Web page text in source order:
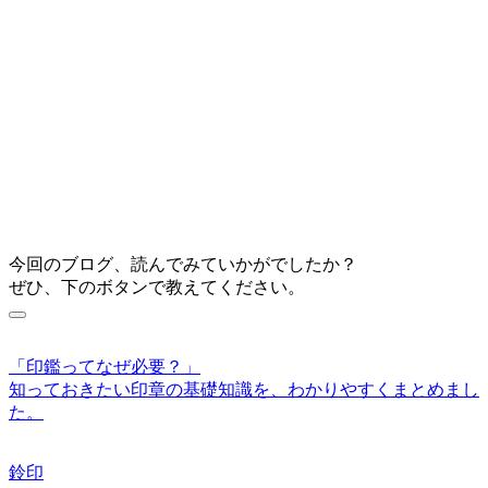
今回のブログ、読んでみていかがでしたか？
ぜひ、下のボタンで教えてください。
「印鑑ってなぜ必要？」
知っておきたい印章の基礎知識を、わかりやすくまとめまし
た。
鈴印